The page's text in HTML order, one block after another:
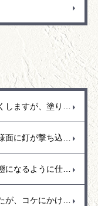
コンクリートブロックなどの塗装もよくしますが、塗り替えの場合でブロック花壇の塗装があります。ブロック塀の花壇は見える部分の外側を塗装しますが、花壇なので雨も入るし水撒きもします。常に濡れている状態が続くので中から水分が蒸発しようと外側に水分が出てきて塗装の面を押し上げて剝がれるという事もよくありました。花壇の塗装をする時には水分を通過できる塗料（透湿性）を使用するなど剥がれにくい塗料をお勧めします。
サイデイング外壁のクリア仕上げは模様面に釘が撃ち込まれていることもあり、その釘頭が壁色にタッチアップされて変色しているので、その部分は予め補修して埋めておくかクリア仕上げした後に補修するか悩みますが、実際には最終的に透明を塗ると外壁の色も少し濃くなるなど変化するので先に色を調合してタッチアップ塗りをするのは難しいのではと思います。
コーキング目地も同じで、きれいな状態になるように仕上げています。きれいな表面に仕上げるにはコーキングの癖「コーキングを出してからどのくらいで表面が乾いてくるのか？コーキング打設後に目地のマスキングテープはどのタイミングで取ったらいいのか。全ては早め早めに処理することが大事でコーキングをコントロールするには相当難しいのですが、今までの経験を生かしてどの季節でもきれいに仕上がるように調整して作業しています。
コケの除去剤を実際に使用してみましたが、コケにかけてすぐに枯れるというものではなく数日間かけてゆっくり効いてくるみたいです。また、コケ以外にもカビの発生の多いので、塀など高圧洗浄で洗えるなら洗い流した方が早いと感じました。